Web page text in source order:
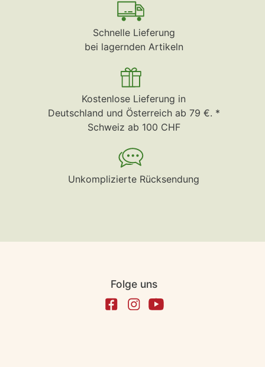
Schnelle Lieferung
bei lagernden Artikeln
Kostenlose Lieferung in
Deutschland und Österreich ab 79 €. *
Schweiz ab 100 CHF
Unkomplizierte Rücksendung
Folge uns